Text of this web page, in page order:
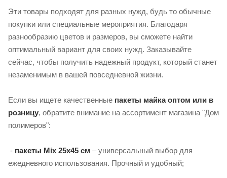
Эти товары подходят для разных нужд, будь то обычные
покупки или специальные мероприятия. Благодаря
разнообразию цветов и размеров, вы сможете найти
оптимальный вариант для своих нужд. Заказывайте
сейчас, чтобы получить надежный продукт, который станет
незаменимым в вашей повседневной жизни.
Если вы ищете качественные пакеты майка оптом или в
розницу, обратите внимание на ассортимент магазина "Дом
полимеров":
- пакеты Mix 25х45 см – универсальный выбор для
ежедневного использования. Прочный и удобный;